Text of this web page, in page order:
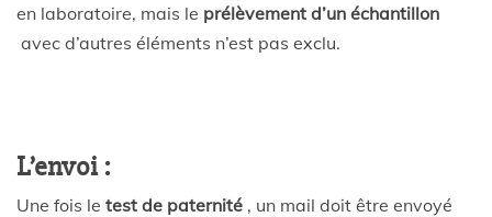
en laboratoire, mais le prélèvement d’un échantillon
avec d’autres éléments n’est pas exclu.
L’envoi :
Une fois le test de paternité , un mail doit être envoyé